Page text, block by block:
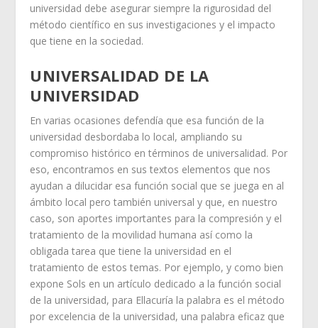
universidad debe asegurar siempre la rigurosidad del
método científico en sus investigaciones y el impacto
que tiene en la sociedad.
UNIVERSALIDAD DE LA
UNIVERSIDAD
En varias ocasiones defendía que esa función de la
universidad desbordaba lo local, ampliando su
compromiso histórico en términos de universalidad. Por
eso, encontramos en sus textos elementos que nos
ayudan a dilucidar esa función social que se juega en al
ámbito local pero también universal y que, en nuestro
caso, son aportes importantes para la compresión y el
tratamiento de la movilidad humana así como la
obligada tarea que tiene la universidad en el
tratamiento de estos temas. Por ejemplo, y como bien
expone Sols en un artículo dedicado a la función social
de la universidad, para Ellacuría la palabra es el método
por excelencia de la universidad, una palabra eficaz que